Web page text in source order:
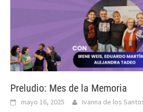
Preludio: Mes de la Memoria
mayo 16, 2025 Ivanna de los